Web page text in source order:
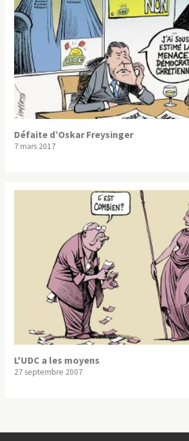
Défaite d’Oskar Freysinger
7 mars 2017
L'UDC a les moyens
27 septembre 2007